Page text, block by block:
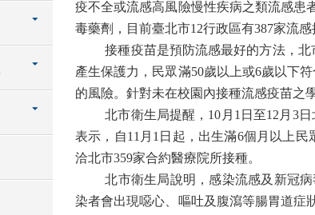
疫不全或流感高風險慢性疾病之類流感患
毒藥劑，目前臺北市12行政區有387家流感
接種疫苗是預防流感最好的方法，
產生保護力，民眾滿50歲以上或6歲以下
的風險。針對未在校園內接種流感疫苗之
北市衛生局提醒， 10 月 1 日至12 月 3日
表示，自11 月 1 日起，出生滿6個月以上民
洽北市359家合約醫療院所接種。
北市衛生局說明，感染流感及新冠
染者會出現噁心、嘔吐及腹瀉等腸胃道症